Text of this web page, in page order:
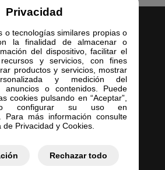
Privacidad
o tecnologías similares propias o
la finalidad de almacenar o
del dispositivo, facilitar el
y servicios, con fines
productos y servicios, mostrar
y medición del
anuncios o contenidos. Puede
cookies pulsando en “Aceptar”,
o configurar su uso en
Para más información consulte
Privacidad y Cookies.
Rechazar todo
Inicio
Empresa
Servicios
Contacto
Mis Pedidos